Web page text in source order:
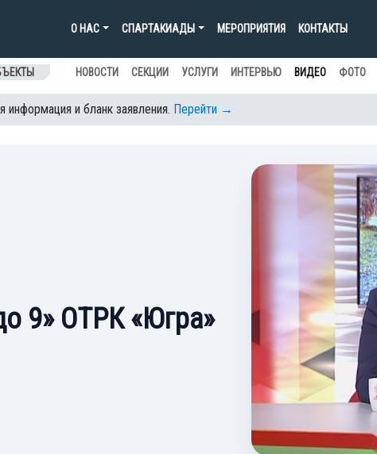
О НАС СПАРТАКИАДЫ МЕРОПРИЯТИЯ КОНТАКТЫ
НОВОСТИ СЕКЦИИ УСЛУГИ ИНТЕРВЬЮ ВИДЕО ФОТО
информация и бланк заявления. Перейти →
9» ОТРК «Югра»